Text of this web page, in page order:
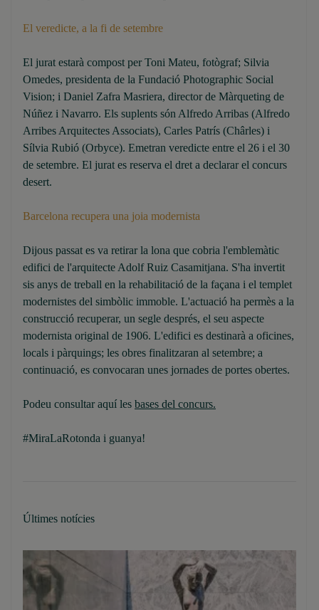
El veredicte, a la fi de setembre
El jurat estarà compost per Toni Mateu, fotògraf; Silvia
Omedes, presidenta de la Fundació Photographic Social
Vision; i Daniel Zafra Masriera, director de Màrqueting de
Núñez i Navarro. Els suplents són Alfredo Arribas (Alfredo
Arribes Arquitectes Associats), Carles Patrís (Chârles) i
Sílvia Rubió (Orbyce). Emetran veredicte entre el 26 i el 30
de setembre. El jurat es reserva el dret a declarar el concurs
desert.
Barcelona recupera una joia modernista
Dijous passat es va retirar la lona que cobria l'emblemàtic
edifici de l'arquitecte Adolf Ruiz Casamitjana. S'ha invertit
sis anys de treball en la rehabilitació de la façana i el templet
modernistes del simbòlic immoble. L'actuació ha permès a la
construcció recuperar, un segle després, el seu aspecte
modernista original de 1906. L'edifici es destinarà a oficines,
locals i pàrquings; les obres finalitzaran al setembre; a
continuació, es convocaran unes jornades de portes obertes.
Podeu consultar aquí les bases del concurs.
#MiraLaRotonda i guanya!
Últimes notícies